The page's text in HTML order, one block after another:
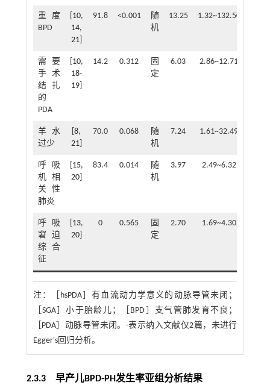
重度
BPD
10,
14,
21]
91.8 <0.001
随
机
13.25 1.32~132.50
需要
手术
结扎
的
PDA
10,
18-
19]
14.2 0.312
固
定
6.03 2.86~12.71
羊水
过少
[8,
21]
70.0 0.068
随
机
7.24 1.61~32.49
呼吸
机相
关性
肺炎
15,
20]
83.4 0.014
随
机
3.97 2.49~6.32
呼吸
窘迫
综合
征
13,
20]
0 0.565
固
定
2.70 1.69~4.30
注：
［hsPDA］有血流动力学意义的动脉导管未闭；
［SGA］小于胎龄儿；［BPD］支气管肺发育不良；
［PDA］动脉导管未闭。-表示纳入文献仅2篇，未进行
Egger's回归分析。
2.3.3 早产儿BPD⁃PH发生率亚组分析结果